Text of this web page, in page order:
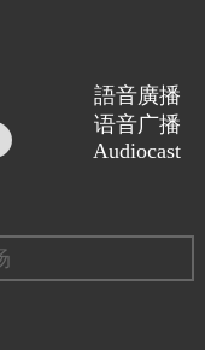
語音廣播
语音广播
Audiocast